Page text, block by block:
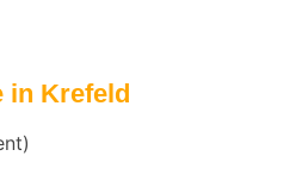
in Krefeld